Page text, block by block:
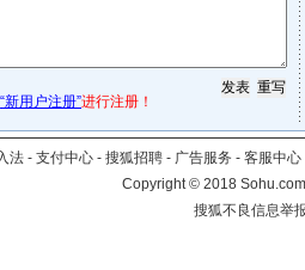
“新用户注册”进行注册！
法 - 支付中心 - 搜狐招聘 - 广告服务 - 客服中心
Copyright©2018
搜狐不良信息举